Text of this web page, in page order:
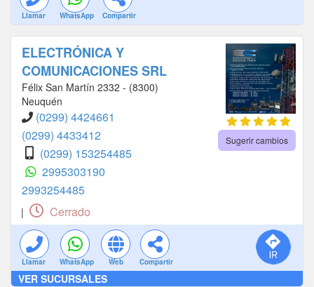
Llamar WhatsApp Compartir
ELECTRÓNICA Y
COMUNICACIONES SRL
Félix San Martín 2332 - (8300)
Neuquén
(0299) 4424661
(0299) 4433412
(0299) 153254485
2995303190
2993254485
Sugerir cambios
| Cerrado
Llamar WhatsApp Web Compartir
VER SUCURSALES